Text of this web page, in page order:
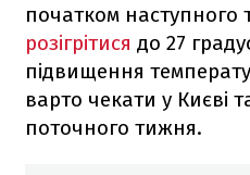
початком наступного
розігрітися до 27
підвищення
варто чекати у Києві
поточного тижня.